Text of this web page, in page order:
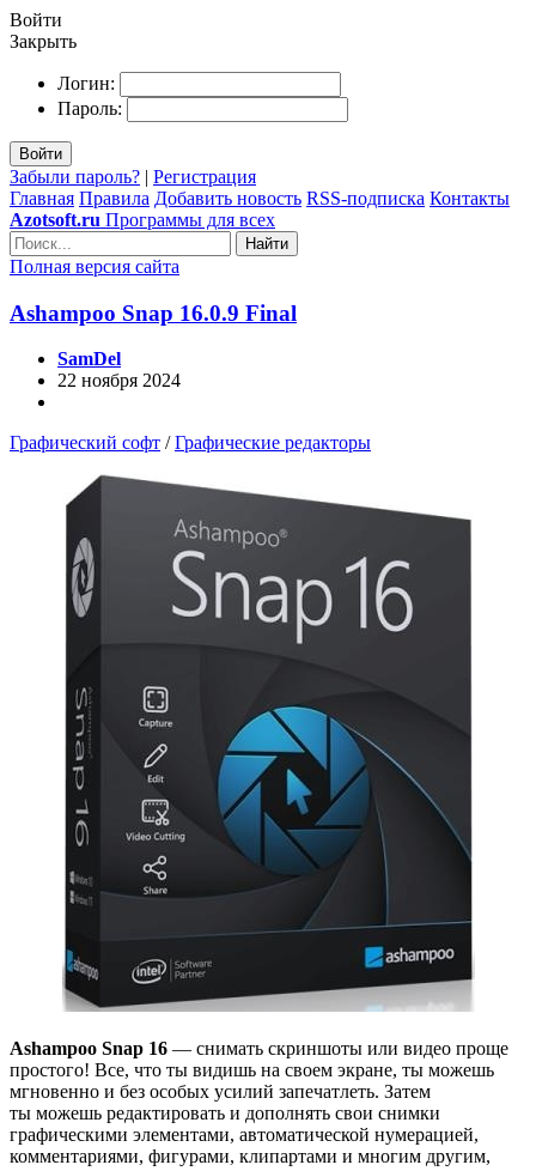
Войти
Закрыть
Логин:
Пароль:
Войти
Забыли пароль? | Регистрация
Главная Правила Добавить новость RSS-подписка Контакты
Azotsoft.ru Программы для всех
Найти
Полная версия сайта
Ashampoo Snap 16.0.9 Final
SamDel
22 ноября 2024
Графический софт /Графические редакторы
Ashampoo Snap 16 — снимать скриншоты или видео проще
простого! Все, что ты видишь на своем экране, ты можешь
мгновенно и без особых усилий запечатлеть. Затем
ты можешь редактировать и дополнять свои снимки
графическими элементами, автоматической нумерацией,
комментариями, фигурами, клипартами и многим другим,